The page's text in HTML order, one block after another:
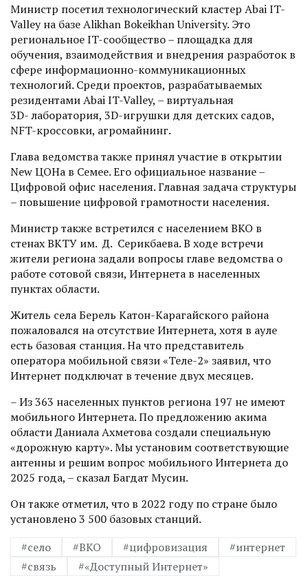
Министр посетил технологический кластер Abai IT-
Valley на базе Alikhan Bokeikhan University. Это
региональное IT-сообщество – площадка для
обучения, взаимодействия и внедрения разработок в
сфере информацион­но-коммуникационных
технологий. Среди проектов, разрабатываемых
резидентами Abai IT-Valley, – виртуальная
3D- лаборатория, 3D-игрушки для детских садов,
NFT-кроссовки, агромайнинг.
Глава ведомства также принял участие в открытии
New ЦОНа в Семее. Его официальное название –
Цифровой офис населения. Главная задача структуры
– повышение цифровой грамотности населения.
Министр также встретился с населением ВКО в
стенах ВКТУ им. Д. Серикбаева. В ходе встречи
жители регио­на задали вопросы главе ведомства о
работе сотовой связи, Интернета в населенных
пунктах области.
Житель села Берель Катон-Карагайского района
пожаловался на отсутствие Интернета, хотя в ауле
есть базовая станция. На что представитель
оператора мобильной связи «Теле-2» заявил, что
Интернет подключат в течение двух месяцев.
– Из 363 населенных пунктов регио­на 197 не имеют
мобильного Интернета. По предложению акима
области Даниала Ахметова создали специальную
«дорожную карту». Мы установим соответствующие
антенны и решим вопрос мобильного Интернета до
2025 года, – сказал Багдат Мусин.
Он также отметил, что в 2022 году по стране было
установлено 3 500 базовых станций.
#село
#ВКО #цифровизация
#интернет
#связь
#«Доступный Интернет»